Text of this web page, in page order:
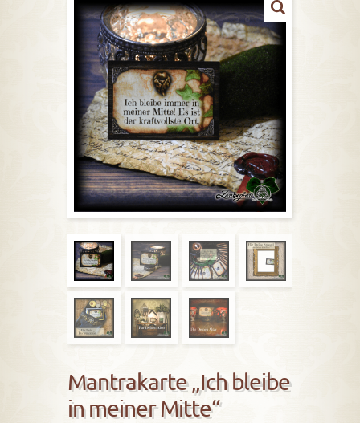
Mantrakarte „Ich bleibe
in meiner Mitte“